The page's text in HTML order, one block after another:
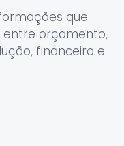
que
orçamento,
financeiro e